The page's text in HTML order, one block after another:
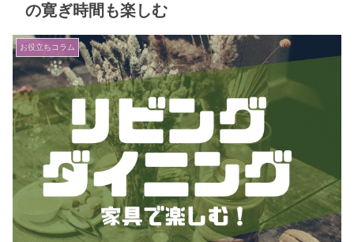
の寛ぎ時間も楽しむ
お役立ちコラム